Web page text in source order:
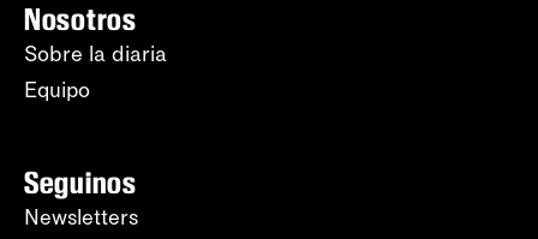
Nosotros
Sobre la diaria
Equipo
Seguinos
Newsletters